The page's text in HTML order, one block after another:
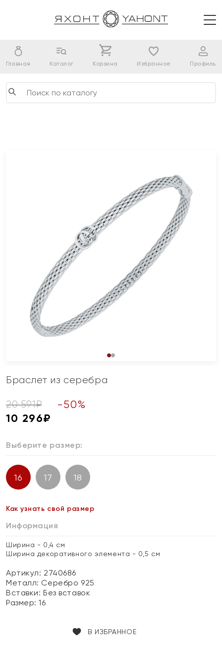
Главная Каталог Корзина Избранное Профиль
Браслет из серебра
20 591₽ -50%
10 296₽
Выберите размер:
16 17 18
Как узнать свой размер
Информация
Ширина - 0,4 см
Ширина декоративного элемента - 0,5 см
Артикул: 2740686
Металл: Серебро 925
Вставки:Без вставок
Размер:16
В ИЗБРАННОЕ